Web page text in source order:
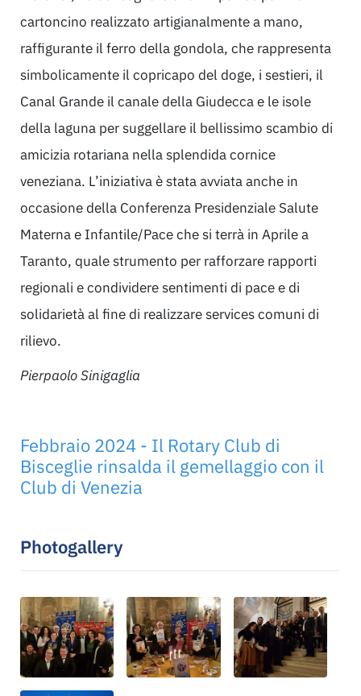
cartoncino realizzato artigianalmente a mano,
raffigurante il ferro della gondola, che rappresenta
simbolicamente il copricapo del doge, i sestieri, il
Canal Grande il canale della Giudecca e le isole
della laguna per suggellare il bellissimo scambio di
amicizia rotariana nella splendida cornice
veneziana. L’iniziativa è stata avviata anche in
occasione della Conferenza Presidenziale Salute
Materna e Infantile/Pace che si terrà in Aprile a
Taranto, quale strumento per rafforzare rapporti
regionali e condividere sentimenti di pace e di
solidarietà al fine di realizzare services comuni di
rilievo.
Pierpaolo Sinigaglia
Febbraio 2024 - Il Rotary Club di
Bisceglie rinsalda il gemellaggio con il
Club di Venezia
Photogallery